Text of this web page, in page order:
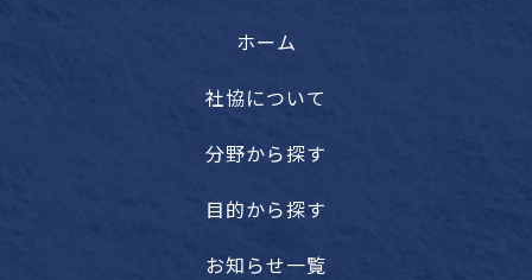
ホーム
社協について
分野から探す
目的から探す
お知らせ一覧